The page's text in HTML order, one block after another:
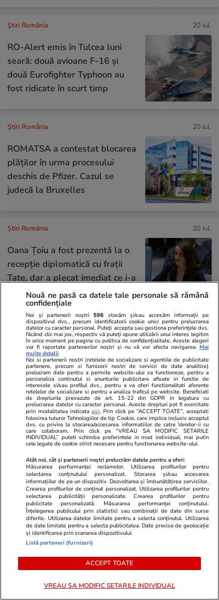
Știri România 20 iul.
RO-Alert emis în Tulcea luni
seară: două avioane F-16 și
două Eurofighter Typhoon au
fost ridicate în scurt timp
Știri România 20 iul.
ROMATSA a contestat blocarea
plăţilor în urma procesului
deschis de Pfizer. Cazul se
judecă la Bruxelles
Știri România 20 iul.
Oana Țoiu a fost prezentă la o
recepție diplomatică cu frații
Tate, dar a plecat imediat ce i-a
văzut
20 iul.
Regimul Dan + Bolojan +
Grindeanu + Fritz, mai nociv
pentru România decât regimul
Iohannis + Ciolacu + Ciucă?
20 iul.
sau un blestem? Câteva note
despre presupusa psihologie a
poporului român
Statul român are restanță: Cum
ne prăbușim competitivitatea și
siguranța națională prin
abandonul educației
Nouă ne pasă ca datele tale personale să rămână
confidențiale
Noi și partenerii noștri 596 stocăm și/sau accesăm informații pe
dispozitivul dvs., precum identificatorii cookie unici pentru prelucrarea
datelor cu caracter personal. Puteți accepta sau gestiona preferințele dvs.
făcând clic mai jos, respectiv vă puteți opune utilizării unui interes legitim
în orice moment pe pagina cu politica de confidențialitate. Aceste alegeri
vor fi raportate partenerilor noștri și nu vă vor afecta navigarea. Mai
multe detalii
Noi si partenerii nostri (retelele de socializare si agentiile de publicitate
partenere, precum si furnizorii nostri de servicii de date analitice)
prelucram date pentru a permite website-ului sa functioneze, pentru a
personaliza continutul si anunturile publicitare afisate in functie de
interesele si/sau profilul dvs., pentru a va oferi functionalitati aferente
retelelor de socializare si pentru a analiza traficul pe website. Beneficiati
de drepturile prevazute de art. 15-22 din GDPR in legatura cu
prelucrarea datelor cu caracter personal. Aceste drepturi pot fi exercitate
prin modalitatea indicataaici. Prin click pe “ACCEPT TOATE”, acceptati
folosirea tuturor Tehnologiilor de tip Cookie, care implica inclusiv acceptul
dvs. cu privire la stocarea/accesarea informatiilor de catre Vendor-ii cu
care colaboram. Prin click pe “VREAU SA MODIFIC SETARILE
INDIVIDUAL” puteti schimba preferintele in mod individual, mai putin
cele legate de cookie strict necesare pentru functionarea website-ului.
Atât noi, cât și partenerii noștri prelucrăm datele pentru a oferi:
Măsurarea performanței reclamelor. Utilizarea profilurilor pentru
selectarea conținutului personalizat. Stocarea și/sau accesarea
informațiilor de pe un dispozitiv. Dezvoltarea și îmbunătățirea serviciilor.
Crearea profilurilor de conținut personalizat. Utilizarea profilurilor pentru
selectarea publicității personalizate. Crearea profilurilor pentru
publicitate personalizată. Măsurarea performanței conținutului.
Înțelegerea publicului prin statistici sau combinații de date din surse
diferite. Utilizarea datelor limitate pentru a selecta conținutul. Utilizarea
de date limitate pentru a selecta publicitatea. Date precise de geolocație
și identificarea prin scanarea dispozitivului.
Listă parteneri (furnizori)
ACCEPT TOATE
VREAU SA MODIFIC SETARILE INDIVIDUAL